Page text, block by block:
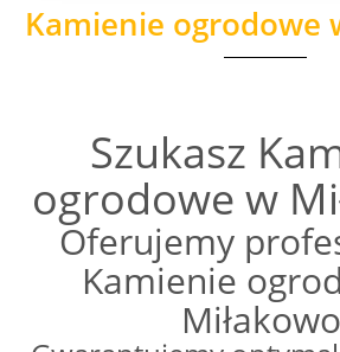
Kamienie ogrodowe
Szukasz
ogrodowe w
Oferujemy
Kamienie